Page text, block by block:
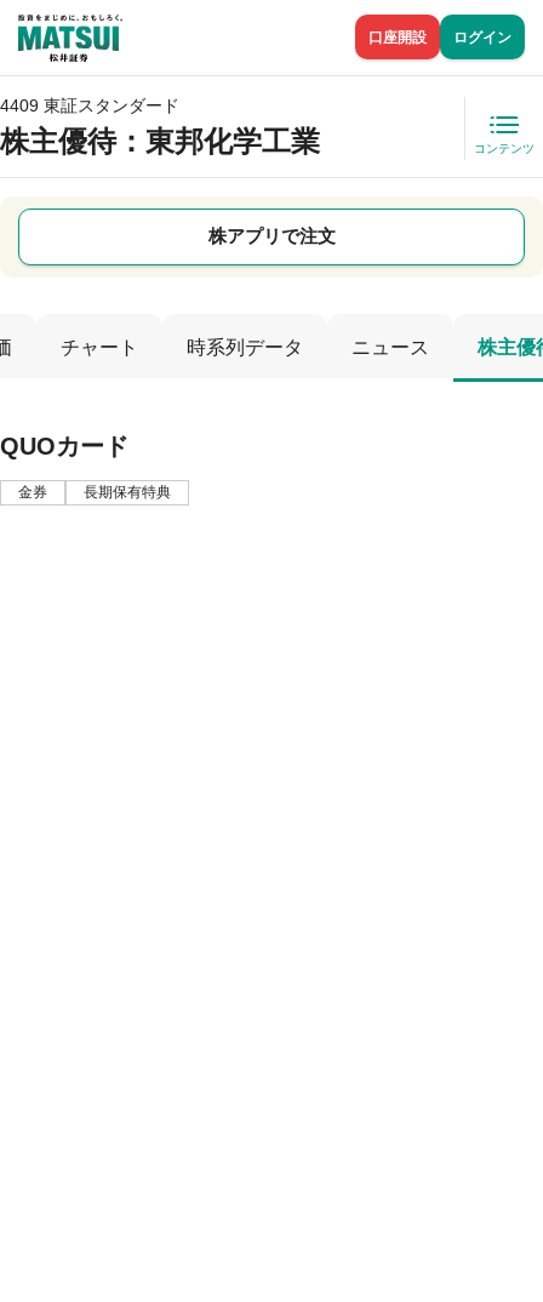
口座開設 ログイン
4409 東証スタンダード
株主優待：東邦化学工業 コンテンツ
株アプリで注文
チャート 時系列データ ニュース 株主優
QUOカード
金券 長期保有特典